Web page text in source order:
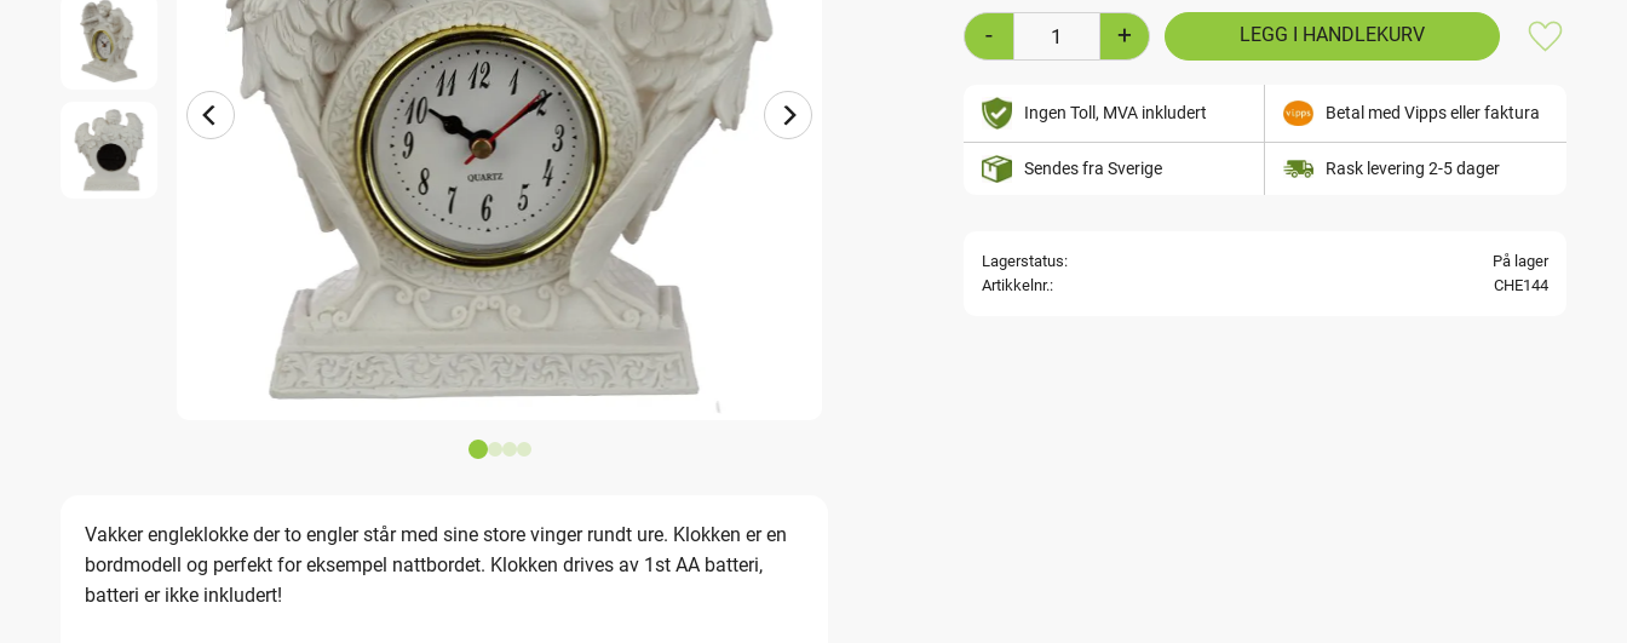
+
-
Lagre
Ingen Toll, MVA inkludert Betal med Vipps eller faktura
Sendes fra Sverige Rask levering 2-5 dager
Lagerstatus
På lager
Artikkelnr.
CHE144
Vakker engleklokke der to engler står med sine store vinger rundt ure. Klokken er en
bordmodell og perfekt for eksempel nattbordet. Klokken drives av 1st AA batteri,
batteri er ikke inkludert!